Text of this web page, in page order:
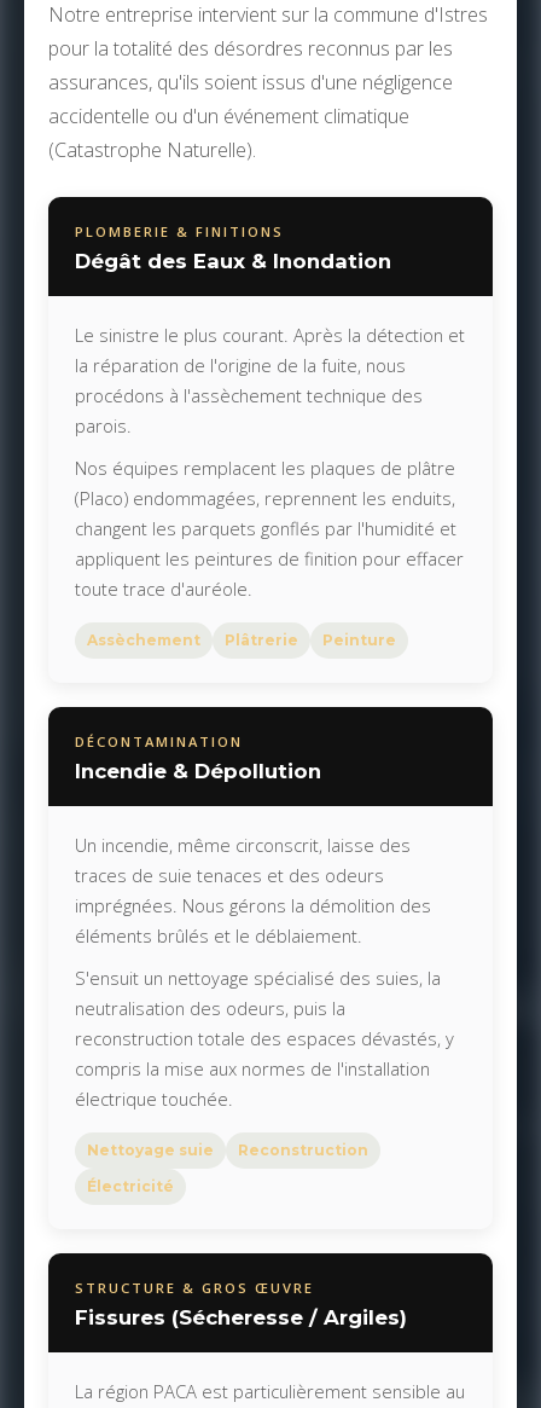
Notre entreprise intervient sur la commune d'Istres
pour la totalité des désordres reconnus par les
assurances, qu'ils soient issus d'une négligence
accidentelle ou d'un événement climatique
(Catastrophe Naturelle).
PLOMBERIE & FINITIONS
Dégât des Eaux & Inondation
Le sinistre le plus courant. Après la détection et
la réparation de l'origine de la fuite, nous
procédons à l'assèchement technique des
parois.
Nos équipes remplacent les plaques de plâtre
(Placo) endommagées, reprennent les enduits,
changent les parquets gonflés par l'humidité et
appliquent les peintures de finition pour effacer
toute trace d'auréole.
Assèchement Plâtrerie Peinture
DÉCONTAMINATION
Incendie & Dépollution
Un incendie, même circonscrit, laisse des
traces de suie tenaces et des odeurs
imprégnées. Nous gérons la démolition des
éléments brûlés et le déblaiement.
S'ensuit un nettoyage spécialisé des suies, la
neutralisation des odeurs, puis la
reconstruction totale des espaces dévastés, y
compris la mise aux normes de l'installation
électrique touchée.
Nettoyage suie
Reconstruction
Électricité
STRUCTURE & GROS ŒUVRE
Fissures (Sécheresse / Argiles)
La région PACA est particulièrement sensible au